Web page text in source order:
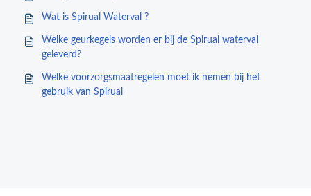
Wat is Spirual Waterval ?
Welke geurkegels worden er bij de Spirual waterval
geleverd?
Welke voorzorgsmaatregelen moet ik nemen bij het
gebruik van Spirual